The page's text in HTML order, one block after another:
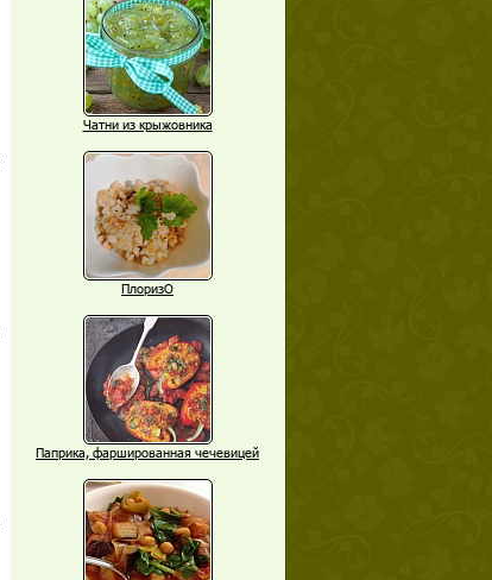
Чатни из крыжовника
ПлоризО
Паприка, фаршированная чечевицей